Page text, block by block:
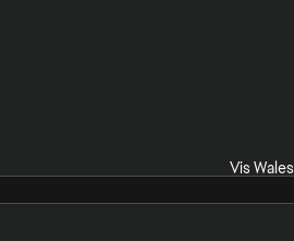
Vis Wales